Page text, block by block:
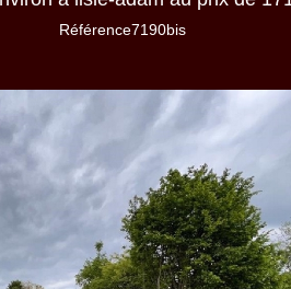
Référence7190bis